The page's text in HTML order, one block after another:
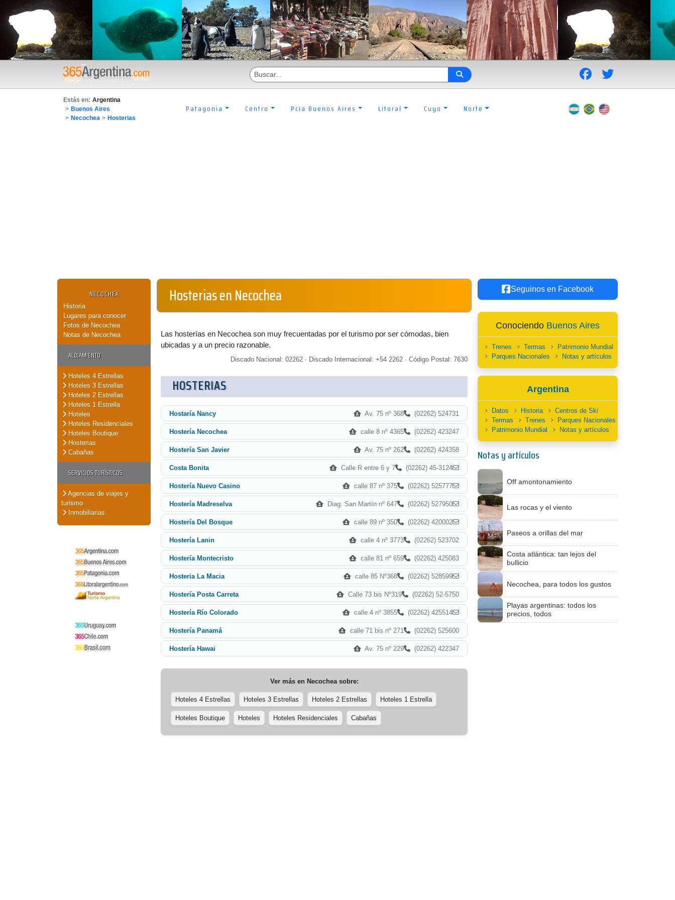
Estás en: Argentina
> Buenos Aires
> Necochea > Hosterias
Patagonia Centro Pcia Buenos Aires Litoral Cuyo Norte
NECOCHEA
Historia
Lugares para conocer
Fotos de Necochea
Notas de Necochea
ALOJAMIENTO
Hoteles 4 Estrellas
Hoteles 3 Estrellas
Hoteles 2 Estrellas
Hoteles 1 Estrella
Hoteles
Hoteles Residenciales
Hoteles Boutique
Hosterias
Cabañas
SERVICIOS TURÍSTICOS
Agencias de viajes y
turismo
Inmobiliarias
Hosterias en Necochea
Las hosterías en Necochea son muy frecuentadas por el turismo por ser cómodas, bien
ubicadas y a un precio razonable.
Discado Nacional: 02262 · Discado Internacional: +54 2262 · Código Postal: 7630
HOSTERIAS
Hostaría Nancy Av. 75 nº 368 (02262) 524731
Hostería Necochea calle 8 nº 4365 (02262) 423247
Hostería San Javier Av. 75 nº 262 (02262) 424358
Costa Bonita Calle R entre 6 y 7 (02262) 45-3124
Hostería Nuevo Casino calle 87 nº 375 (02262) 525777
Hostería Madreselva Diag. San Martín nº 647 (02262) 527950
Hostería Del Bosque calle 89 nº 350 (02262) 420002
Hostería Lanin calle 4 nº 3773 (02262) 523702
Hostería Montecristo calle 81 nº 659 (02262) 425083
Hosteria La Macia calle 85 Nº368 (02262) 528599
Hostería Posta Carreta Calle 73 bis Nº319 (02262) 52-5750
Hostería Río Colorado calle 4 nº 3855 (02262) 425514
Hostería Panamá calle 71 bis nº 271 (02262) 525600
Hostería Hawai Av. 75 nº 229 (02262) 422347
Ver más en Necocheasobre:
Hoteles 4 Estrellas Hoteles 3 Estrellas Hoteles 2 Estrellas Hoteles 1 Estrella
Hoteles Boutique Hoteles Hoteles Residenciales Cabañas
Seguinos en Facebook
Conociendo Buenos Aires
Trenes Termas
Patrimonio Mundial
Parques Nacionales
Notas y artículos
Argentina
Datos Historia
Centros de Ski
Termas
Trenes
Parques Nacionales
Patrimonio Mundial
Notas y artículos
Notas y artículos
Off amontonamiento
Las rocas y el viento
Paseos a orillas del mar
Costa atlántica: tan lejos del
bullicio
Necochea, para todos los gustos
Playas argentinas: todos los
precios, todos